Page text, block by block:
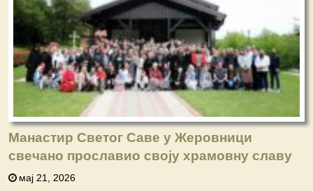
Манастир Светог Саве у Жеровници
свечано прославио своју храмовну славу
мај 21, 2026